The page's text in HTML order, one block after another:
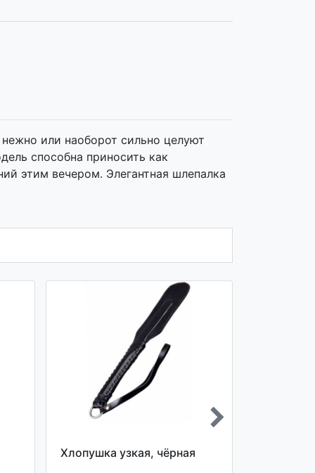
или наоборот сильно целуют
способна приносить как
этим вечером. Элегантная шлепалка
Хлопушка узкая, чёрная